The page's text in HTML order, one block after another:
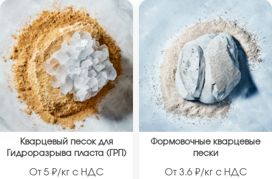
Кварцевый песок для
Гидроразрыва пласта (ГРП)
От 5 ₽/кг с НДС
Формовочные кварцевые
пески
От 3.6 ₽/кг с НДС